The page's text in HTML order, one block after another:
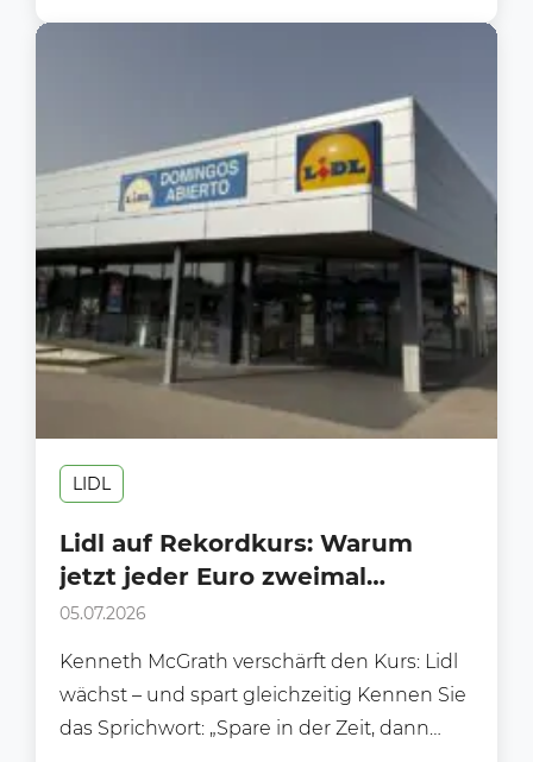
LIDL
Lidl auf Rekordkurs: Warum
jetzt jeder Euro zweimal
umgedreht wird
05.07.2026
Kenneth McGrath verschärft den Kurs: Lidl
wächst – und spart gleichzeitig Kennen Sie
das Sprichwort: „Spare in der Zeit, dann